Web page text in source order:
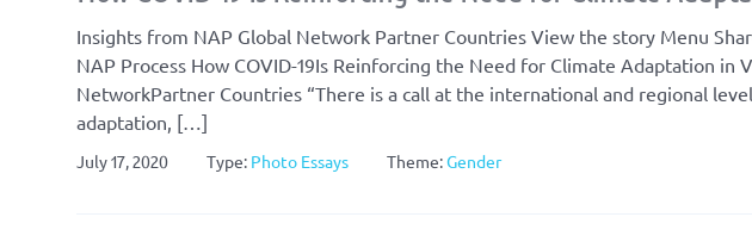
Insights from NAP Global Network Partner Countries View the story Menu
NAP Process How COVID-19Is Reinforcing the Need for Climate Adaptation in
NetworkPartner Countries “There is a call at the international and regional
adaptation, […]
July 17, 2020 Type: Photo Essays Theme:Gender